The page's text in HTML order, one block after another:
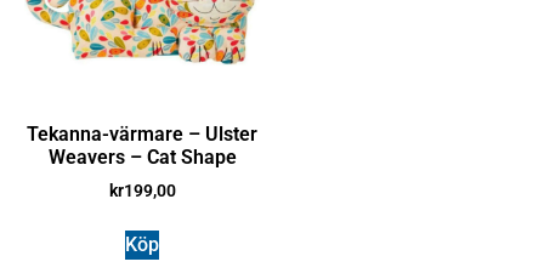
Tekanna-värmare – Ulster
Weavers – Cat Shape
kr199,00
Köp